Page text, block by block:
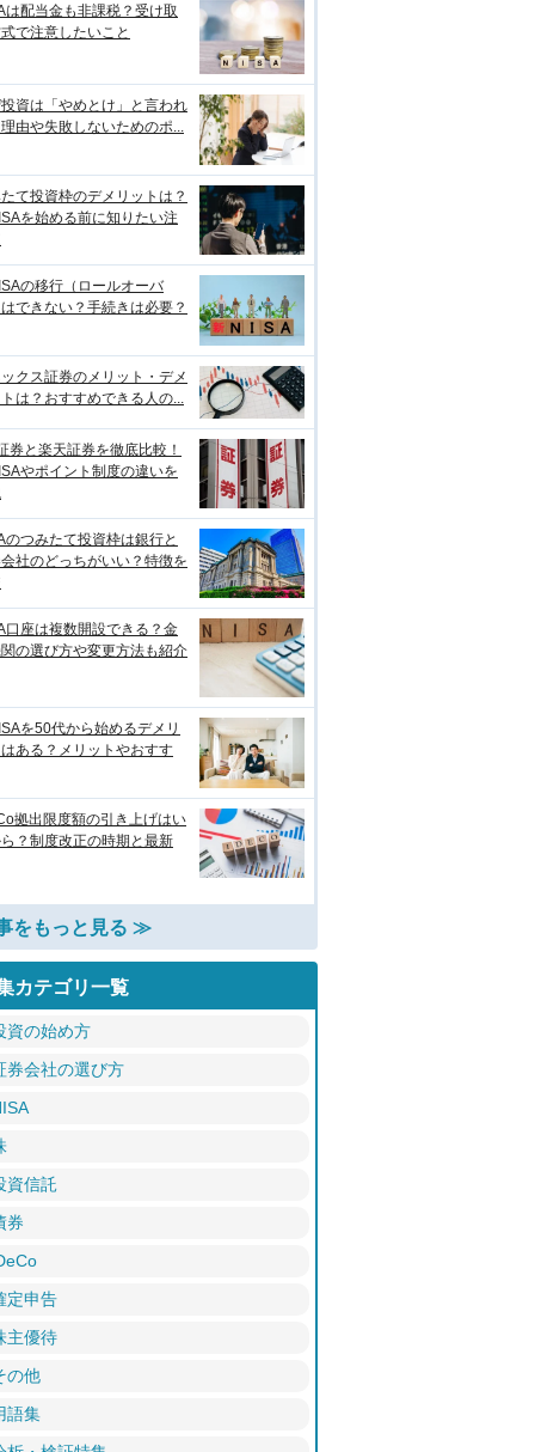
は配当金も非課税？受け取
で注意したいこと
資は「やめとけ」と言われ
由や失敗しないためのポ...
て投資枠のデメリットは？
を始める前に知りたい注
の移行（ロールオーバ
できない？手続きは必要？
クス証券のメリット・デメ
は？おすすめできる人の...
券と楽天証券を徹底比較！
やポイント制度の違いを
のつみたて投資枠は銀行と
社のどっちがいい？特徴を
口座は複数開設できる？金
の選び方や変更方法も紹介
を50代から始めるデメリ
はある？メリットやおすす
拠出限度額の引き上げはい
？制度改正の時期と最新
をもっと見る ≫
カテゴリ一覧
資の始め方
券会社の選び方
資信託
券
定申告
主優待
の他
語集